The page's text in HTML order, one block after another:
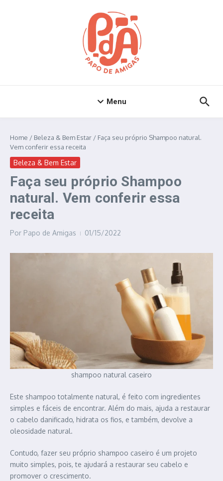
Menu
Home / Beleza & Bem Estar / Faça seu próprio Shampoo natural.
Vem conferir essa receita
Beleza & Bem Estar
Faça seu próprio Shampoo
natural. Vem conferir essa
receita
Por Papo de Amigas 01/15/2022
shampoo natural caseiro
Este shampoo totalmente natural, é feito com ingredientes
simples e fáceis de encontrar. Além do mais, ajuda a restaurar
o cabelo danificado, hidrata os fios, e também, devolve a
oleosidade natural.
Contudo, fazer seu próprio shampoo caseiro é um projeto
muito simples, pois, te ajudará a restaurar seu cabelo e
promover o crescimento.